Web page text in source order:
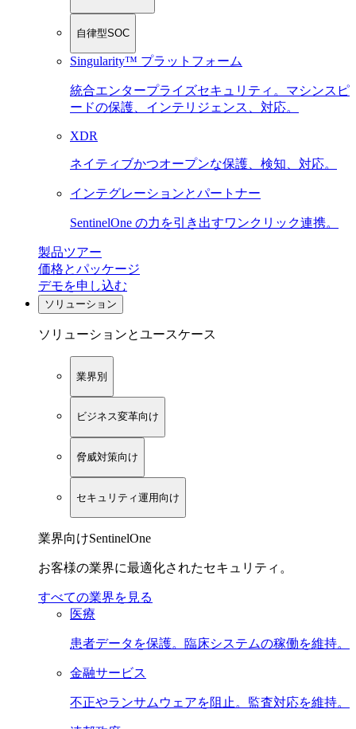
自律型SOC
Singularity™ プラットフォーム
統合エンタープライズセキュリティ。マシンスピ
ードの保護、インテリジェンス、対応。
XDR
ネイティブかつオープンな保護、検知、対応。
インテグレーションとパートナー
SentinelOne の力を引き出すワンクリック連携。
製品ツアー
価格とパッケージ
デモを申し込む
ソリューション
ソリューションとユースケース
業界別
ビジネス変革向け
脅威対策向け
セキュリティ運用向け
業界向けSentinelOne
お客様の業界に最適化されたセキュリティ。
すべての業界を見る
医療
患者データを保護。臨床システムの稼働を維持。
金融サービス
不正やランサムウェアを阻止。監査対応を維持。